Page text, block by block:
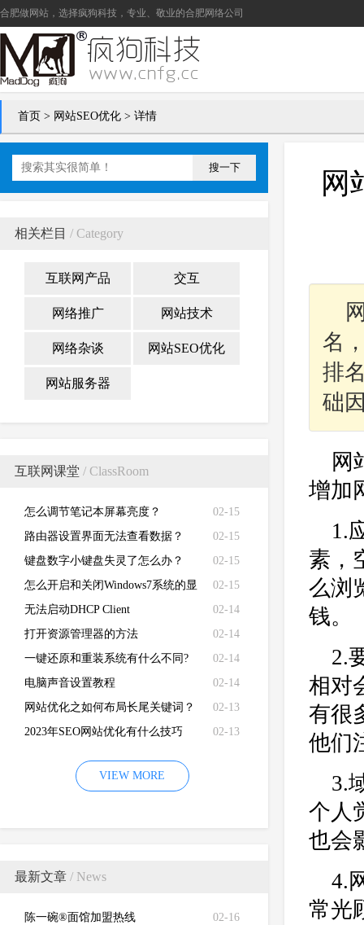
合肥做网站 ，选择疯狗科技，专业、敬业的合肥网络公司
首页 > 网站SEO优化 > 详情
搜一下
相关栏目 / Category
互联网产品 交互
网络推广 网站技术
网络杂谈 网站SEO优化
网站服务器
互联网课堂 / ClassRoom
02-15
怎么调节笔记本屏幕亮度？
02-15
路由器设置界面无法查看数据？
02-15
键盘数字小键盘失灵了怎么办？
02-15
怎么开启和关闭Windows7系统的显
卡硬件加速功能
02-14
无法启动DHCP Client
02-14
打开资源管理器的方法
02-14
一键还原和重装系统有什么不同?
02-14
电脑声音设置教程
02-13
网站优化之如何布局长尾关键词？
02-13
2023年SEO网站优化有什么技巧
VIEW MORE
最新文章 / News
02-16
陈一碗®面馆加盟热线
网
名
排
础
网
增加
1.
素，
么浏
钱。
2.
相对
有很
他们
3.
个人
也会
4.
常光